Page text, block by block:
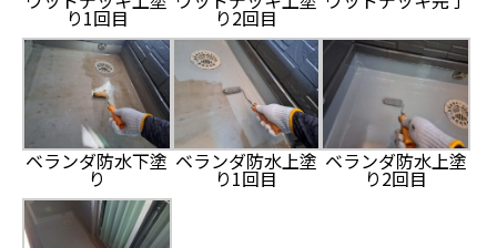
り1回目 り2回目
ベランダ防水下塗
り
ベランダ防水上塗
り1回目
ベランダ防水上塗
り2回目